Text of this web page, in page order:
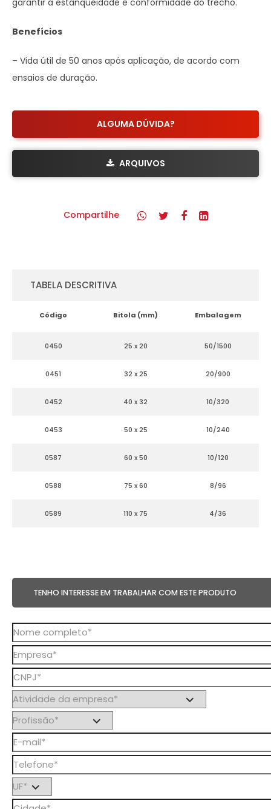
garantir a estanqueidade e conformidade do trecho.
Benefícios
– Vida útil de 50 anos após aplicação, de acordo com
ensaios de duração.
ALGUMA DÚVIDA?
ARQUIVOS
Compartilhe
TABELA DESCRITIVA
Código Bitola (mm) Embalagem
0450 25 x 20 50/1500
0451 32 x 25 20/900
0452 40 x 32 10/320
0453 50 x 25 10/240
0587 60 x 50 10/120
0588 75 x 60 8/96
0589 110 x 75 4/36
TENHO INTERESSE EM TRABALHAR COM ESTE PRODUTO